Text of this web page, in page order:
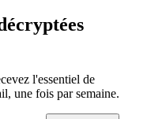
l'essentiel de
une fois par semaine.